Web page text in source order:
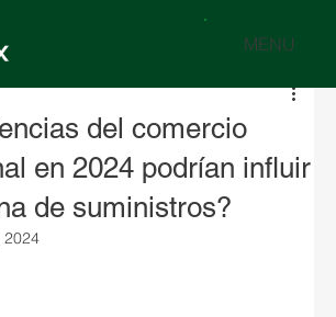
MENU
del comercio
en 2024 podrían influir
de suministros?
2024